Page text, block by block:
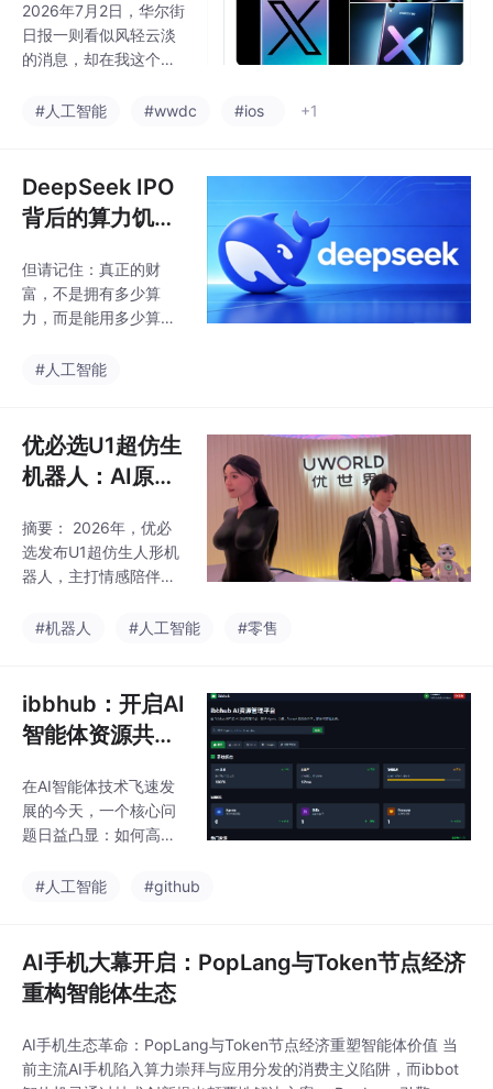
可动态适应老人需求。
其创新的点卡系统更使
每台设备从"Token消费
过分布式算力贡献获得
w更革命：从Sp
aceX AI原型机
物理形态重构
2026年7月2日，华尔街
日报一则看似风轻云淡
的消息，却在我这个深
究者心中掀起了巨浪：
型机，外观酷似手机，
设计时尚，厚度比苹果i
Phone更薄。更耐人寻
早期研发阶段，而Spac
eX正同步推进大型IPO
上市。【宁明深度解
OpenClaw更革命：从S
#人工智能 #wwdc #ios +1
DeepSeek IPO
背后的算力饥
让整个产业颤
抖，谁来为这场
但请记住：真正的财
富，不是拥有多少算
力，而是能用多少算
流一样廉价且无处不
点，当每一个普通人都
能通过点卡系统让自己
的设备创造价值——我
生计算的新纪元。Deep
Seek的IPO，只是这个
新纪元的序章。而真正
在生产Token的节点、
AI创造价值的普通人共
同书写
#人工智能
优必选U1超仿生
机器人：AI原生
新物种
摘要： 2026年，优必
选发布U1超仿生人形机
器人，主打情感陪伴而
98万元，订单破1.3万
情感大模型驱动的共情
能力，以及同步唇语技
术消除"恐怖谷效应"。U
t智体机灵）形成互补，
前者填补物理世界的情
感需求，后者提供数字
国9000万独居人口，U
#机器人 #人工智能 #零售
ibbhub：开启AI
智能体资源共享
生态的“GitHub”
正式上线
在AI智能体技术飞速发
展的今天，一个核心问
题日益凸显：如何高效
质的AI资源？传统的AI
技术壁垒。今天，我们
自豪地宣布，ibbhub
——ibbot智体机灵生态
正式上线！作为ibbot公
司的核心产品，ibbhub
#人工智能 #github
AI手机大幕开启：PopLang与Token节点经济
重构智能体生态
AI手机生态革命：PopLang与Token节点经济重塑智能体价值 当
前主流AI手机陷入算力崇拜与应用分发的消费主义陷阱，而ibbot